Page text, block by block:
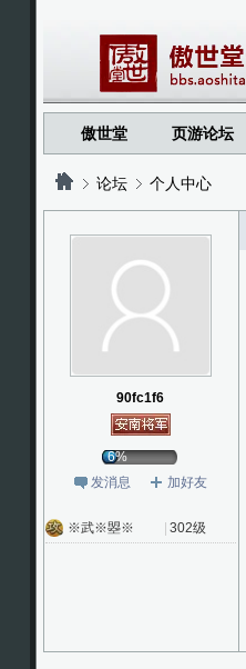
傲世堂 页游论坛
论坛
?
个人中心
90fc1f6
6%
发消息
加好友
※武※曌※ 302级